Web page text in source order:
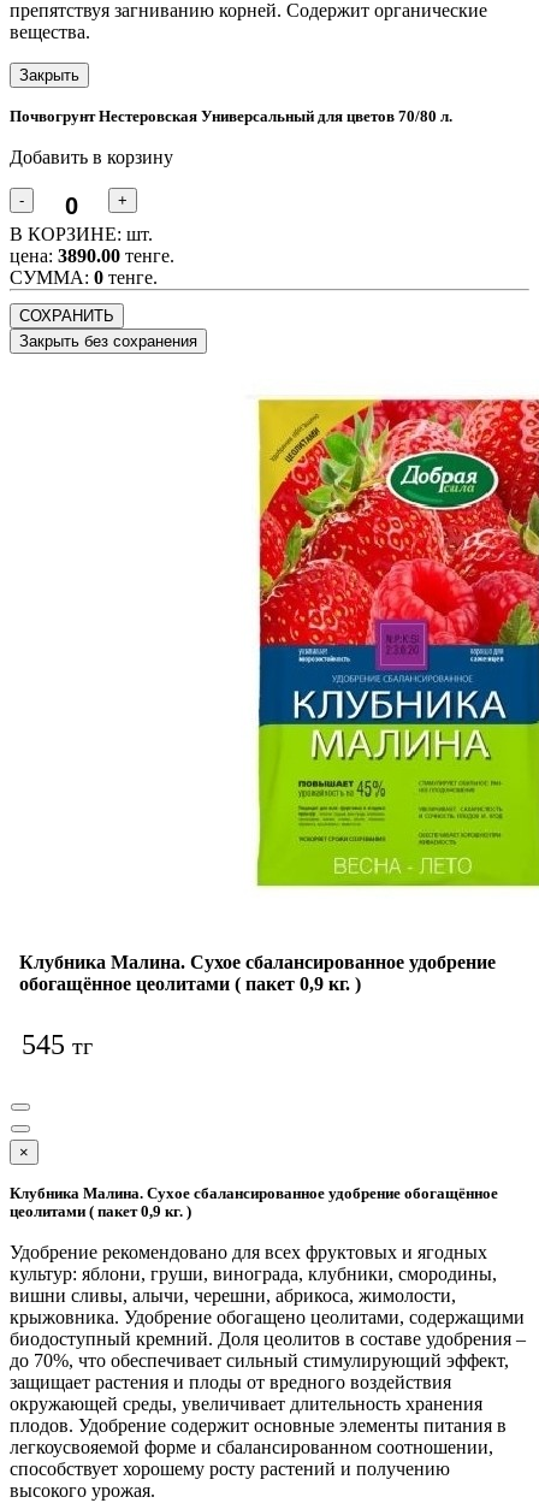
препятствуя загниванию корней. Содержит органические
вещества.
Закрыть
Почвогрунт Нестеровская Универсальный для цветов 70/80 л.
Добавить в корзину
- +
В КОРЗИНЕ: шт.
цена: 3890.00 тенге.
CУММА: 0 тенге.
СОХРАНИТЬ
Закрыть без сохранения
Клубника Малина. Сухое сбалансированное удобрение
обогащённое цеолитами ( пакет 0,9 кг. )
545 тг
×
Клубника Малина. Сухое сбалансированное удобрение обогащённое
цеолитами ( пакет 0,9 кг. )
Удобрение рекомендовано для всех фруктовых и ягодных
культур: яблони, груши, винограда, клубники, смородины,
вишни сливы, алычи, черешни, абрикоса, жимолости,
крыжовника. Удобрение обогащено цеолитами, содержащими
биодоступный кремний. Доля цеолитов в составе удобрения –
до 70%, что обеспечивает сильный стимулирующий эффект,
защищает растения и плоды от вредного воздействия
окружающей среды, увеличивает длительность хранения
плодов. Удобрение содержит основные элементы питания в
легкоусвояемой форме и сбалансированном соотношении,
способствует хорошему росту растений и получению
высокого урожая.